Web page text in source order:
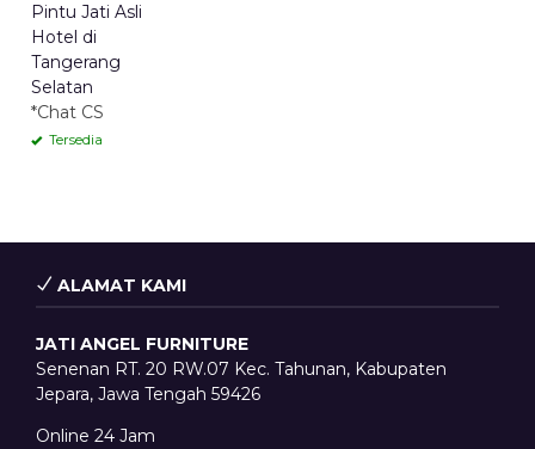
Pintu Jati Asli
Hotel di
Tangerang
Selatan
*Chat CS
Tersedia
ALAMAT KAMI
JATI ANGEL FURNITURE
Senenan RT. 20 RW.07 Kec. Tahunan, Kabupaten
Jepara, Jawa Tengah 59426
Online 24 Jam